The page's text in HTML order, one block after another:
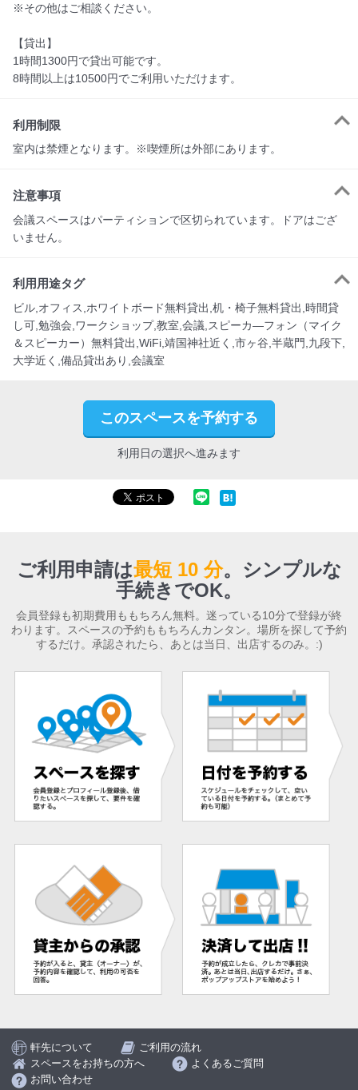
※その他はご相談ください。
【貸出】
1時間1300円で貸出可能です。
8時間以上は10500円でご利用いただけます。
利用制限
注意事項
会議スペースはパーティションで区切られています。ドアはござ
いません。
利用用途タグ
ビル,オフィス,ホワイトボード無料貸出,机・椅子無料貸出,時間貸
し可,勉強会,ワークショップ,教室,会議,スピーカ―フォン（マイク
＆スピーカー）無料貸出,WiFi,靖国神社近く,市ヶ谷,半蔵門,九段下,
大学近く,備品貸出あり,会議室
このスペースを予約する
利用日の選択へ進みます
ご利用申請は最短 10 分。 シンプルな
手続きでOK。
会員登録も初期費用ももちろん無料。迷っている10分で登録が終
わります。スペースの予約ももちろんカンタン。場所を探して予約
するだけ。承認されたら、あとは当日、出店するのみ。:)
軒先について
ご利用の流れ
スペースをお持ちの方へ
よくあるご質問
お問い合わせ